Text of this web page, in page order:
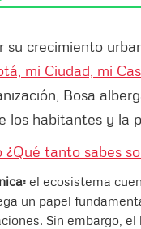
su crecimiento
mi Ciudad, mi
Bosa
los habitantes y la
¿Qué tanto sabes
el ecosistema
un papel
Sin embargo,